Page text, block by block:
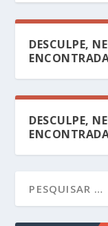
DESCULPE,
DESCULPE,